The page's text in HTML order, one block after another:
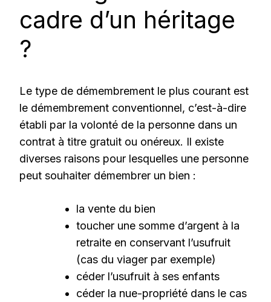
cadre d’un héritage
?
Le type de démembrement le plus courant est
le démembrement conventionnel, c’est-à-dire
établi par la volonté de la personne dans un
contrat à titre gratuit ou onéreux. Il existe
diverses raisons pour lesquelles une personne
peut souhaiter démembrer un bien :
la vente du bien
toucher une somme d’argent à la
retraite en conservant l’usufruit
(cas du viager par exemple)
céder l’usufruit à ses enfants
céder la nue-propriété dans le cas